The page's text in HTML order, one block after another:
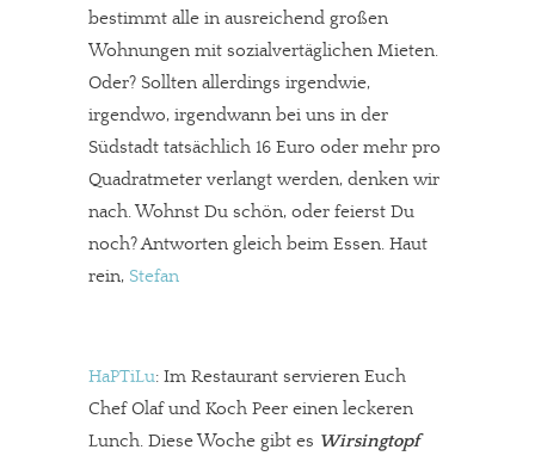
bestimmt alle in ausreichend großen
Wohnungen mit sozialvertäglichen Mieten.
Oder? Sollten allerdings irgendwie,
irgendwo, irgendwann bei uns in der
Südstadt tatsächlich 16 Euro oder mehr pro
Quadratmeter verlangt werden, denken wir
nach. Wohnst Du schön, oder feierst Du
noch? Antworten gleich beim Essen. Haut
rein, Stefan
HaPTiLu: Im Restaurant servieren Euch
Chef Olaf und Koch Peer einen leckeren
Lunch. Diese Woche gibt es Wirsingtopf